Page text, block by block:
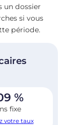
un dossier
si vous
période.
%
fixe
votre taux